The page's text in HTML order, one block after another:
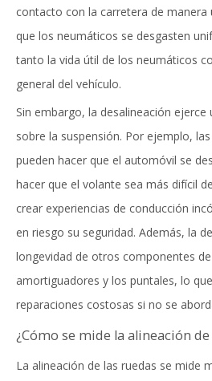
contacto con la carretera de manera
que los neumáticos se desgasten
tanto la vida útil de los neumáticos
general del vehículo.
Sin embargo, la desalineación ejerce
sobre la suspensión. Por ejemplo,
pueden hacer que el automóvil se
hacer que el volante sea más difícil
crear experiencias de conducción
en riesgo su seguridad. Además, la
longevidad de otros componentes
amortiguadores y los puntales, lo
reparaciones costosas si no se
¿Cómo se mide la alineación
La alineación de las ruedas se mide